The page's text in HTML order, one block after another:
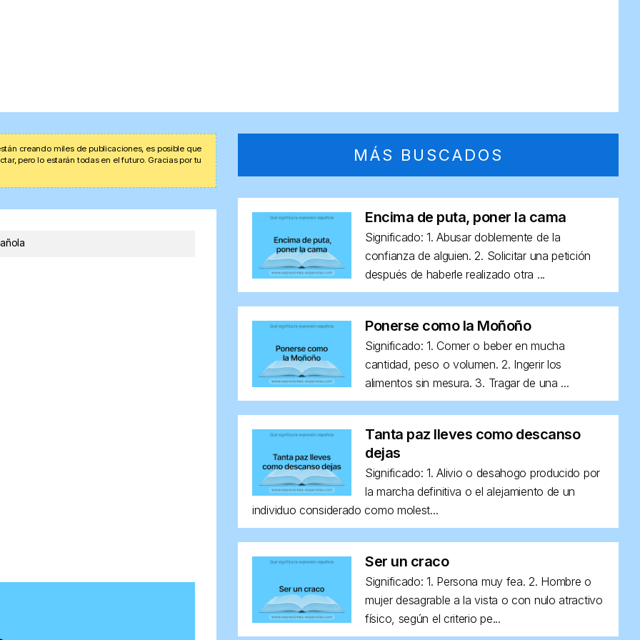
creando miles de publicaciones, es posible que
pero lo estarán todas en el futuro. Gracias por tu
MÁS BUSCADOS
Encima de puta, poner la cama
Significado: 1. Abusar doblemente de la
confianza de alguien. 2. Solicitar una petición
después de haberle realizado otra ...
Ponerse como la Moñoño
Significado: 1. Comer o beber en mucha
cantidad, peso o volumen. 2. Ingerir los
alimentos sin mesura. 3. Tragar de una ...
Tanta paz lleves como descanso
dejas
Significado: 1. Alivio o desahogo producido por
la marcha definitiva o el alejamiento de un
individuo considerado como molest...
Ser un craco
Significado: 1. Persona muy fea. 2. Hombre o
mujer desagrable a la vista o con nulo atractivo
físico, según el criterio pe...